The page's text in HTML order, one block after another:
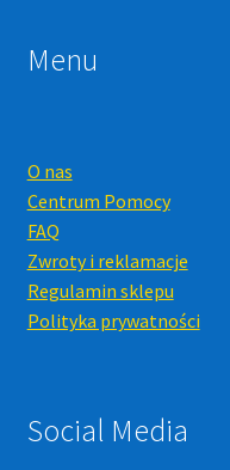
Menu
O nas
Centrum Pomocy
FAQ
Zwroty i reklamacje
Regulamin sklepu
Polityka prywatności
Social Media